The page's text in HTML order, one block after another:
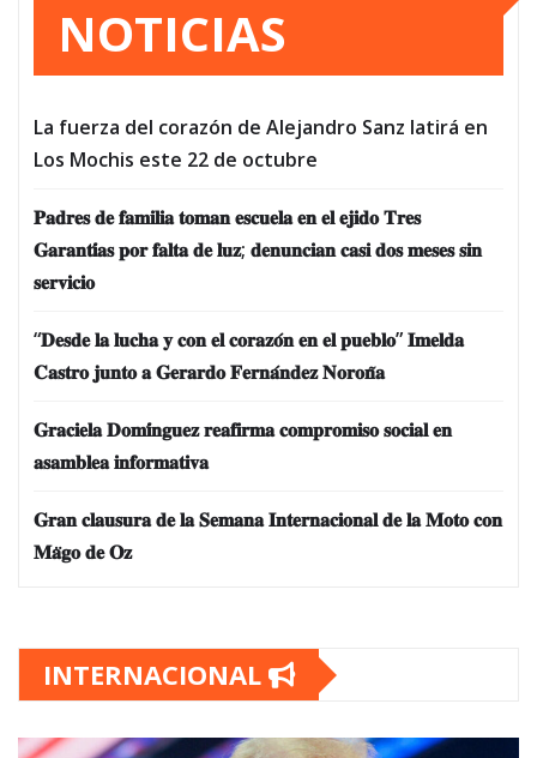
NOTICIAS
La fuerza del corazón de Alejandro Sanz latirá en
Los Mochis este 22 de octubre
𝐏𝐚𝐝𝐫𝐞𝐬 𝐝𝐞 𝐟𝐚𝐦𝐢𝐥𝐢𝐚 𝐭𝐨𝐦𝐚𝐧 𝐞𝐬𝐜𝐮𝐞𝐥𝐚 𝐞𝐧 𝐞𝐥 𝐞𝐣𝐢𝐝𝐨 𝐓𝐫𝐞𝐬
𝐆𝐚𝐫𝐚𝐧𝐭𝐢́𝐚𝐬 𝐩𝐨𝐫 𝐟𝐚𝐥𝐭𝐚 𝐝𝐞 𝐥𝐮𝐳; 𝐝𝐞𝐧𝐮𝐧𝐜𝐢𝐚𝐧 𝐜𝐚𝐬𝐢 𝐝𝐨𝐬 𝐦𝐞𝐬𝐞𝐬 𝐬𝐢𝐧
𝐬𝐞𝐫𝐯𝐢𝐜𝐢𝐨
“𝐃𝐞𝐬𝐝𝐞 𝐥𝐚 𝐥𝐮𝐜𝐡𝐚 𝐲 𝐜𝐨𝐧 𝐞𝐥 𝐜𝐨𝐫𝐚𝐳𝐨́𝐧 𝐞𝐧 𝐞𝐥 𝐩𝐮𝐞𝐛𝐥𝐨” 𝐈𝐦𝐞𝐥𝐝𝐚
𝐂𝐚𝐬𝐭𝐫𝐨 𝐣𝐮𝐧𝐭𝐨 𝐚 𝐆𝐞𝐫𝐚𝐫𝐝𝐨 𝐅𝐞𝐫𝐧𝐚́𝐧𝐝𝐞𝐳 𝐍𝐨𝐫𝐨𝐧̃𝐚
𝐆𝐫𝐚𝐜𝐢𝐞𝐥𝐚 𝐃𝐨𝐦𝐢́𝐧𝐠𝐮𝐞𝐳 𝐫𝐞𝐚𝐟𝐢𝐫𝐦𝐚 𝐜𝐨𝐦𝐩𝐫𝐨𝐦𝐢𝐬𝐨 𝐬𝐨𝐜𝐢𝐚𝐥 𝐞𝐧
𝐚𝐬𝐚𝐦𝐛𝐥𝐞𝐚 𝐢𝐧𝐟𝐨𝐫𝐦𝐚𝐭𝐢𝐯𝐚
𝐆𝐫𝐚𝐧 𝐜𝐥𝐚𝐮𝐬𝐮𝐫𝐚 𝐝𝐞 𝐥𝐚 𝐒𝐞𝐦𝐚𝐧𝐚 𝐈𝐧𝐭𝐞𝐫𝐧𝐚𝐜𝐢𝐨𝐧𝐚𝐥 𝐝𝐞 𝐥𝐚 𝐌𝐨𝐭𝐨 𝐜𝐨𝐧
𝐌𝐚̈𝐠𝐨 𝐝𝐞 𝐎𝐳
INTERNACIONAL